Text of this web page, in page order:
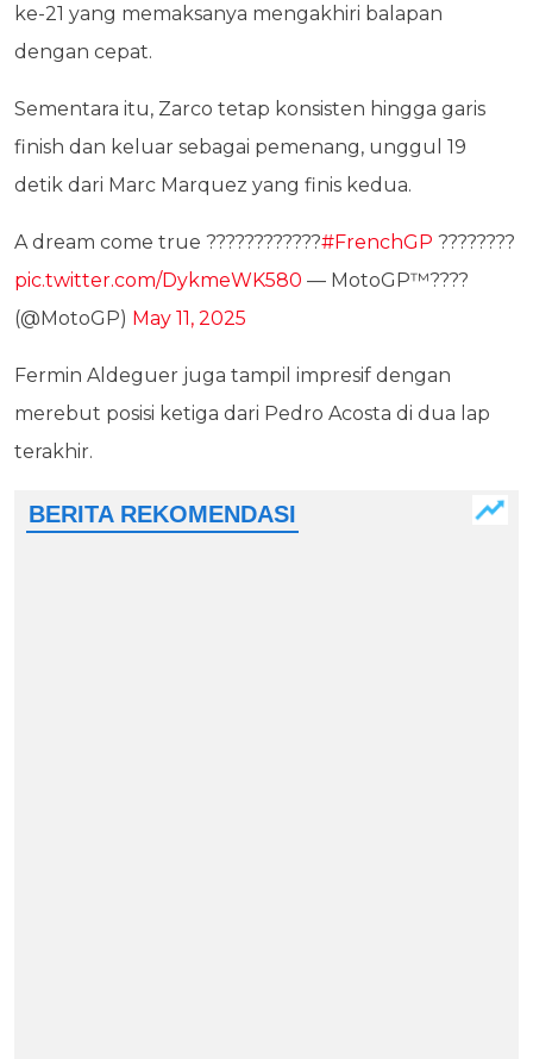
ke-21 yang memaksanya mengakhiri balapan
dengan cepat.
Sementara itu, Zarco tetap konsisten hingga garis
finish dan keluar sebagai pemenang, unggul 19
detik dari Marc Marquez yang finis kedua.
A dream come true ????????????#FrenchGP ????????
pic.twitter.com/DykmeWK580 — MotoGP™????
(@MotoGP) May 11, 2025
Fermin Aldeguer juga tampil impresif dengan
merebut posisi ketiga dari Pedro Acosta di dua lap
terakhir.